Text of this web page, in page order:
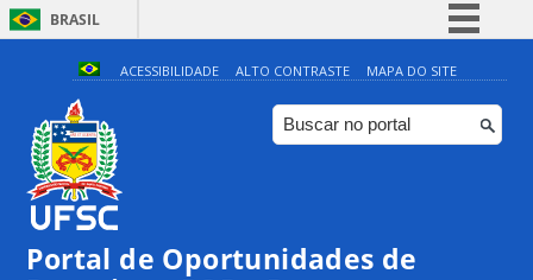
BRASIL
Simplifique!
Comunica BR
Participe
Canais
ACESSIBILIDADE ALTO CONTRASTE MAPA DO SITE
Portal de Oportunidades de